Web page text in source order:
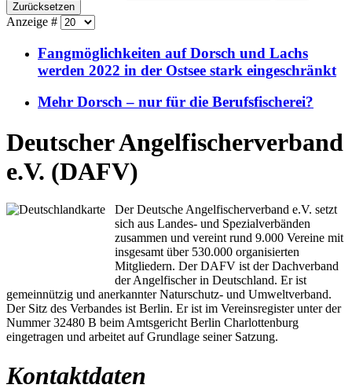
Zurücksetzen
Anzeige #
Fangmöglichkeiten auf Dorsch und Lachs
werden 2022 in der Ostsee stark eingeschränkt
Mehr Dorsch – nur für die Berufsfischerei?
Deutscher Angelfischerverband
e.V. (DAFV)
Der Deutsche Angelfischerverband e.V. setzt
sich aus Landes- und Spezialverbänden
zusammen und vereint rund 9.000 Vereine mit
insgesamt über 530.000 organisierten
Mitgliedern. Der DAFV ist der Dachverband
der Angelfischer in Deutschland. Er ist
gemeinnützig und anerkannter Naturschutz- und Umweltverband.
Der Sitz des Verbandes ist Berlin. Er ist im Vereinsregister unter der
Nummer 32480 B beim Amtsgericht Berlin Charlottenburg
eingetragen und arbeitet auf Grundlage seiner Satzung.
Kontaktdaten